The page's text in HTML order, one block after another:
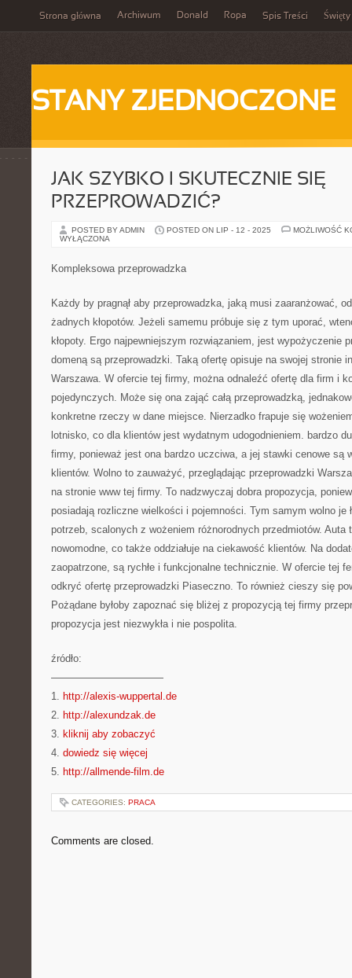
Strona główna Archiwum Donald Ropa Spis Treści Święty
STANY ZJEDNOCZONE
JAK SZYBKO I SKUTECZNIE SIĘ
PRZEPROWADZIĆ?
POSTED BY ADMIN POSTED ON LIP - 12 - 2025
MOŻLIWOŚĆ
WYŁĄCZONA
Kompleksowa przeprowadzka
Każdy by pragnął aby przeprowadzka, jaką musi zaaranżować,
żadnych kłopotów. Jeżeli samemu próbuje się z tym uporać,
kłopoty. Ergo najpewniejszym rozwiązaniem, jest wypożyczenie
domeną są przeprowadzki. Taką ofertę opisuje na swojej stronie
Warszawa. W ofercie tej firmy, można odnaleźć ofertę dla firm i
pojedynczych. Może się ona zająć całą przeprowadzką,
konkretne rzeczy w dane miejsce. Nierzadko frapuje się
lotnisko, co dla klientów jest wydatnym udogodnieniem. bardzo
firmy, ponieważ jest ona bardzo uczciwa, a jej stawki cenowe są
klientów. Wolno to zauważyć, przeglądając przeprowadzki
na stronie www tej firmy. To nadzwyczaj dobra propozycja,
posiadają rozliczne wielkości i pojemności. Tym samym wolno je
potrzeb, scalonych z wożeniem różnorodnych przedmiotów. Auta
nowomodne, co także oddziałuje na ciekawość klientów. Na
zaopatrzone, są rychłe i funkcjonalne technicznie. W ofercie tej
odkryć ofertę przeprowadzki Piaseczno. To również cieszy się
Pożądane byłoby zapoznać się bliżej z propozycją tej firmy
propozycja jest niezwykła i nie pospolita.
źródło:
———————————
1. http://alexis-wuppertal.de
2. http://alexundzak.de
3. kliknij aby zobaczyć
4. dowiedz się więcej
5. http://allmende-film.de
CATEGORIES: PRACA
Comments are closed.